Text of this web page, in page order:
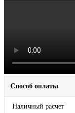
Способ оплаты
Наличный расчет